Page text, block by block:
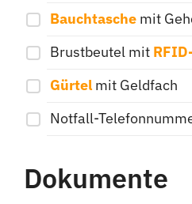
Bauchtaschemit
Brustbeutel mit
Gürtelmit Geldfach
Notfall-
Dokumente